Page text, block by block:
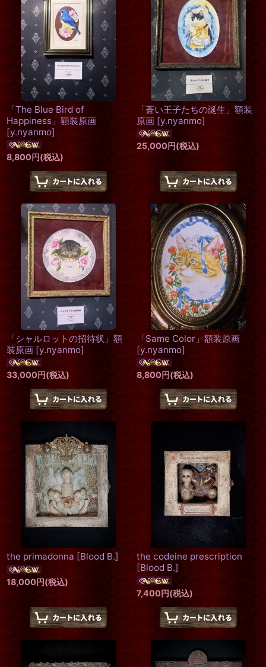
「The Blue Bird of
Happiness」額装原画
[y.nyanmo]
8,800円(税込)
「蒼い王子たちの誕生」額装
原画 [y.nyanmo]
25,000円(税込)
「シャルロットの招待状」額
装原画 [y.nyanmo]
33,000円(税込)
「Same Color」額装原画
[y.nyanmo]
8,800円(税込)
the primadonna [Blood B.]
18,000円(税込)
the codeine prescription
[Blood B.]
7,400円(税込)